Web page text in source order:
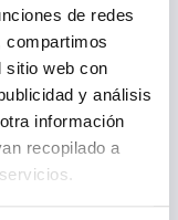
de redes
compartimos
sitio web con
y análisis
información
recopilado a